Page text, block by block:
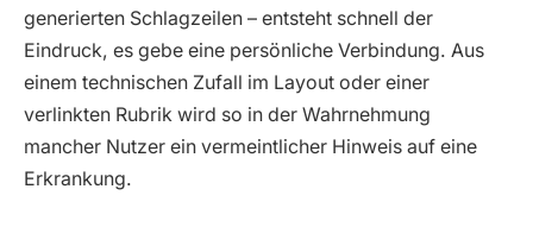
generierten Schlagzeilen – entsteht schnell der
Eindruck, es gebe eine persönliche Verbindung. Aus
einem technischen Zufall im Layout oder einer
verlinkten Rubrik wird so in der Wahrnehmung
mancher Nutzer ein vermeintlicher Hinweis auf eine
Erkrankung.